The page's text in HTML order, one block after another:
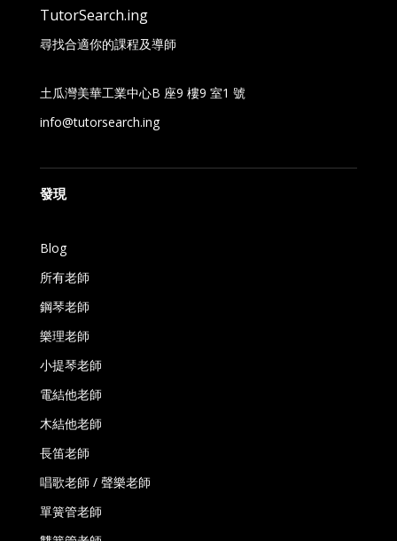
TutorSearch.ing
尋找合適你的課程及導師
土瓜灣美華工業中心B 座9 樓9 室1 號
info@tutorsearch.ing
發現
Blog
所有老師
鋼琴老師
樂理老師
小提琴老師
電結他老師
木結他老師
長笛老師
唱歌老師 / 聲樂老師
單簧管老師